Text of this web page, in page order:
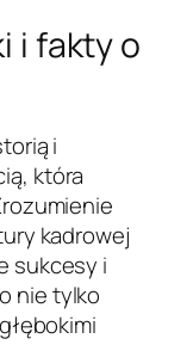
i fakty o
i
która
kadrowej
sukcesy i
nie tylko